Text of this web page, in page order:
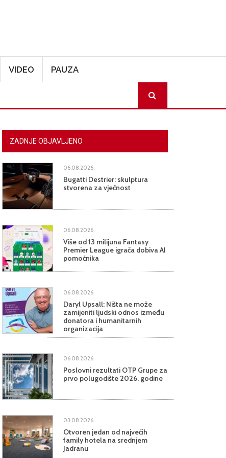
VIDEO
PAUZA
ZADNJE OBJAVLJENO
06.08.2026.
Bugatti Destrier: skulptura
stvorena za vječnost
06.08.2026.
Više od 13 milijuna Fantasy
Premier League igrača dobiva AI
pomoćnika
06.08.2026.
Daryl Upsall: Ništa ne može
zamijeniti ljudski odnos između
donatora i humanitarnih
organizacija
06.08.2026.
Poslovni rezultati OTP Grupe za
prvo polugodište 2026. godine
03.08.2026.
Otvoren jedan od najvećih
family hotela na srednjem
Jadranu